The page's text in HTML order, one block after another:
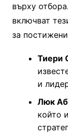
върху
включват
за
Тиери
и
Люк
който